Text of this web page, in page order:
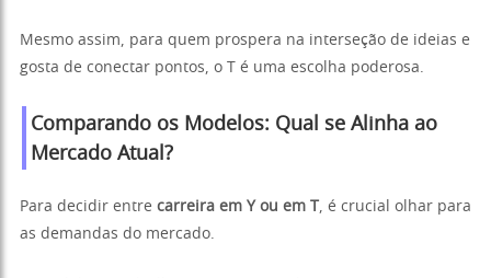
Mesmo assim, para quem prospera na interseção de ideias e
gosta de conectar pontos, o T é uma escolha poderosa.
Comparando os Modelos: Qual se Alinha ao
Mercado Atual?
Para decidir entre carreira em Y ou em T , é crucial olhar para
as demandas do mercado.